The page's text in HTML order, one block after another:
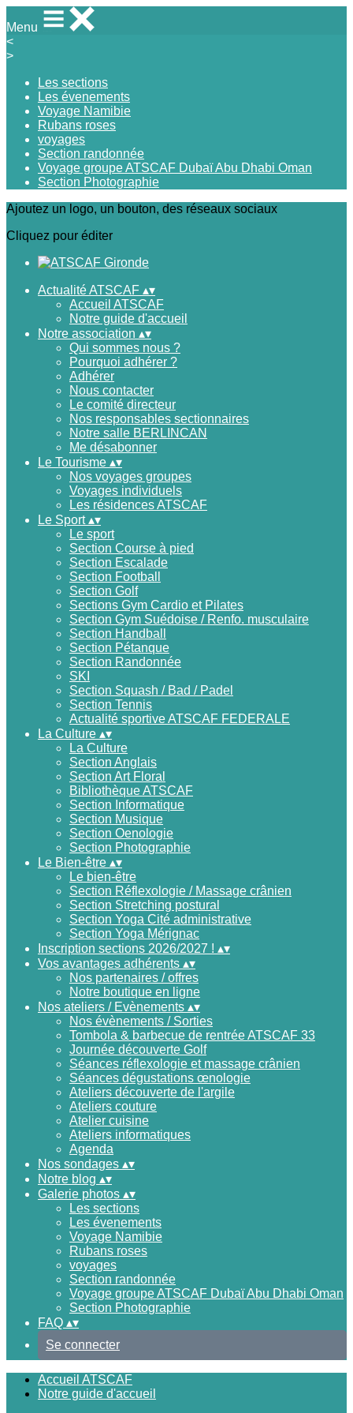
Menu
<
>
Les sections
Les évenements
Voyage Namibie
Rubans roses
voyages
Section randonnée
Voyage groupe ATSCAF Dubaï Abu Dhabi Oman
Section Photographie
Ajoutez un logo, un bouton, des réseaux sociaux
Cliquez pour éditer
Actualité ATSCAF ▴▾
Accueil ATSCAF
Notre guide d'accueil
Notre association ▴▾
Qui sommes nous ?
Pourquoi adhérer ?
Adhérer
Nous contacter
Le comité directeur
Nos responsables sectionnaires
Notre salle BERLINCAN
Me désabonner
Le Tourisme ▴▾
Nos voyages groupes
Voyages individuels
Les résidences ATSCAF
Le Sport▴▾
Le sport
Section Course à pied
Section Escalade
Section Football
Section Golf
Sections Gym Cardio et Pilates
Section Gym Suédoise / Renfo. musculaire
Section Handball
Section Pétanque
Section Randonnée
SKI
Section Squash / Bad / Padel
Section Tennis
Actualité sportive ATSCAF FEDERALE
La Culture ▴▾
La Culture
Section Anglais
Section Art Floral
Bibliothèque ATSCAF
Section Informatique
Section Musique
Section Oenologie
Section Photographie
Le Bien-être ▴▾
Le bien-être
Section Réflexologie / Massage crânien
Section Stretching postural
Section Yoga Cité administrative
Section Yoga Mérignac
Inscription sections 2026/2027 ! ▴▾
Vos avantages adhérents ▴▾
Nos partenaires / offres
Notre boutique en ligne
Nos ateliers / Evènements ▴▾
Nos évènements / Sorties
Tombola & barbecue de rentrée ATSCAF 33
Journée découverte Golf
Séances réflexologie et massage crânien
Séances dégustations œnologie
Ateliers découverte de l'argile
Ateliers couture
Atelier cuisine
Ateliers informatiques
Agenda
Nos sondages ▴▾
Notre blog ▴▾
Galerie photos ▴▾
Les sections
Les évenements
Voyage Namibie
Rubans roses
voyages
Section randonnée
Voyage groupe ATSCAF Dubaï Abu Dhabi Oman
Section Photographie
FAQ ▴▾
Se connecter
Accueil ATSCAF
Notre guide d'accueil